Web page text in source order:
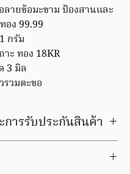
ลายข้อมะขาม ป้องสานและ
อง 99.99
กรัม
ะ ทอง 18KR
3 มิล
รวมตะขอ
การรับประกันสินค้า
น ได้ตามราคาตลาดทอง ขึ้น/